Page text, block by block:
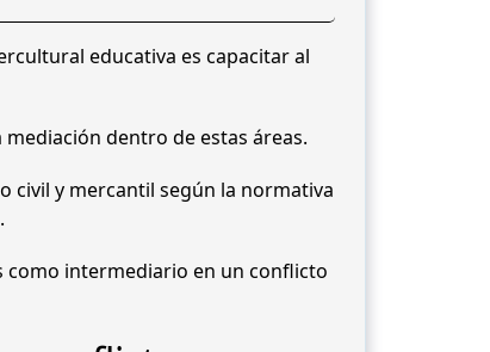
educativa es capacitar al
dentro de estas áreas.
civil y mercantil según la normativa
como intermediario en un conflicto